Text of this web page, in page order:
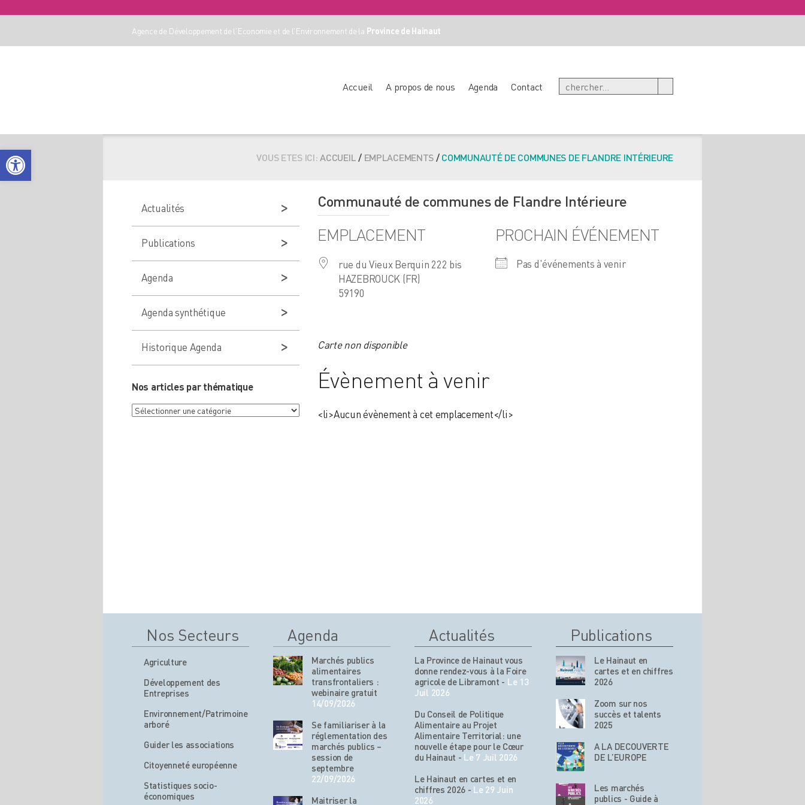
Agence de Développement de l'Economie et de l'Environnement de la Province de Hainaut
Accueil A propos de nous Agenda Contact
VOUS ETES ICI: ACCUEIL/ EMPLACEMENTS/COMMUNAUTÉ DE COMMUNES DE FLANDRE INTÉRIEURE
Communauté de communes de Flandre Intérieure
EMPLACEMENT
rue du Vieux Berquin 222 bis
HAZEBROUCK (FR)
59190
PROCHAIN ÉVÉNEMENT
Pas d'événements à venir
Carte non disponible
Évènement à venir
<li>Aucun évènement à cet emplacement</li>
Actualités
Publications
Agenda
Agenda synthétique
Historique Agenda
Nos articles par thématique
Nos
articles
Nos Secteurs
Agriculture
Développement des
Entreprises
Environnement/Patrimoine
arboré
Guider les associations
Citoyenneté européenne
Statistiques socio-
économiques
Agenda
Marchés publics
alimentaires
transfrontaliers :
webinaire gratuit
14/09/2026
Se familiariser à la
réglementation des
marchés publics –
session de
septembre
22/09/2026
Maitriser la
Actualités
La Province de Hainaut vous
donne rendez-vous à la Foire
agricole de Libramont - Le 13
Juil 2026
Du Conseil de Politique
Alimentaire au Projet
Alimentaire Territorial: une
nouvelle étape pour le Cœur
du Hainaut - Le 7 Juil 2026
Le Hainaut en cartes et en
chiffres 2026 - Le 29 Juin
2026
Publications
Le Hainaut en
cartes et en chiffres
2026
Zoom sur nos
succès et talents
2025
A LA DECOUVERTE
DE L’EUROPE
Les marchés
publics - Guide à
Ouvrir la barre d’outils